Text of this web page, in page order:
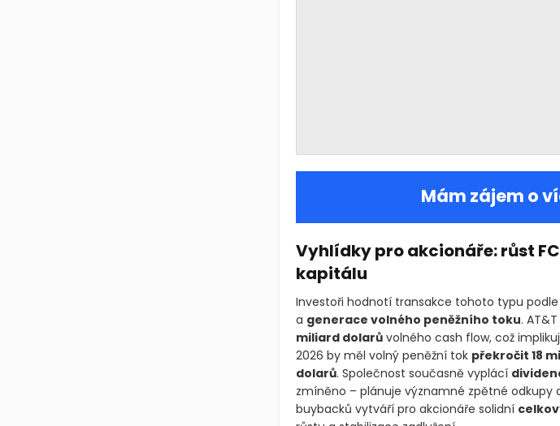
Mám zájem o
Vyhlídky pro akcionáře: růst
kapitálu
Investoři hodnotí transakce tohoto typu
a generace volného peněžního toku.
miliard dolarůvolného cash flow, což
2026 by měl volný peněžní tok překročit 18
dolarů. Společnost současně vyplácí
zmíněno – plánuje významné zpětné odkupy
buybacků vytváří pro akcionáře solidní